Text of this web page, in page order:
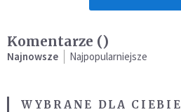
Komentarze ()
Najnowsze Najpopularniejsze
WYBRANE DLA CIEBIE